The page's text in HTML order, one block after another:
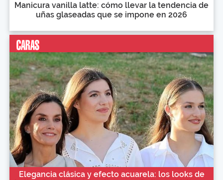
Manicura vanilla latte: cómo llevar la tendencia de
uñas glaseadas que se impone en 2026
Elegancia clásica y efecto acuarela: los looks de